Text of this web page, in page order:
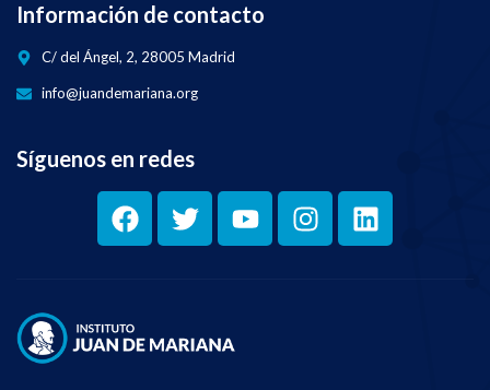
Información de contacto
C/ del Ángel, 2, 28005 Madrid
info@juandemariana.org
Síguenos en redes